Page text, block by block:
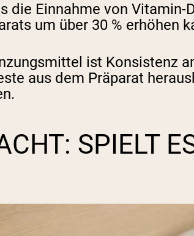
die Einnahme von
um über 30 % erhöhen
ist Konsistenz
aus dem Präparat
SPIELT